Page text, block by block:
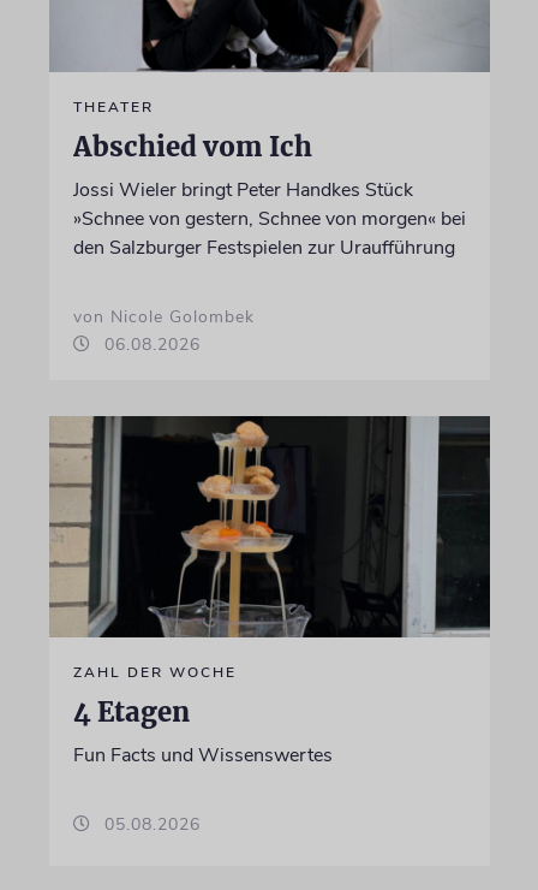
THEATER
Abschied vom Ich
Jossi Wieler bringt Peter Handkes Stück
»Schnee von gestern, Schnee von morgen« bei
den Salzburger Festspielen zur Uraufführung
von Nicole Golombek
06.08.2026
ZAHL DER WOCHE
4 Etagen
Fun Facts und Wissenswertes
05.08.2026